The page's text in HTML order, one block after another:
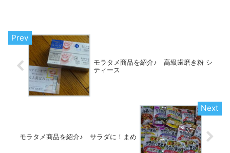
モラタメ商品を紹介♪ 高級歯磨き粉 シ
ティース
モラタメ商品を紹介♪ サラダに！まめ